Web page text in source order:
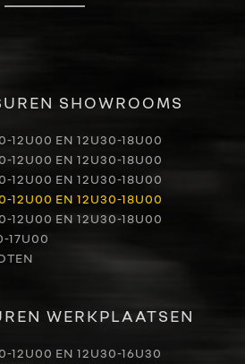
PRO+
SHOWROOMS
12U00 EN 12U30-18U00
12U00 EN 12U30-18U00
12U00 EN 12U30-18U00
12U00 EN 12U30-18U00
12U00 EN 12U30-18U00
17U00
WERKPLAATSEN
12U00 EN 12U30-16U30